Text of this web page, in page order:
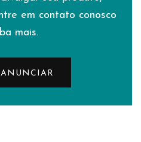
em contato conosco
mais.